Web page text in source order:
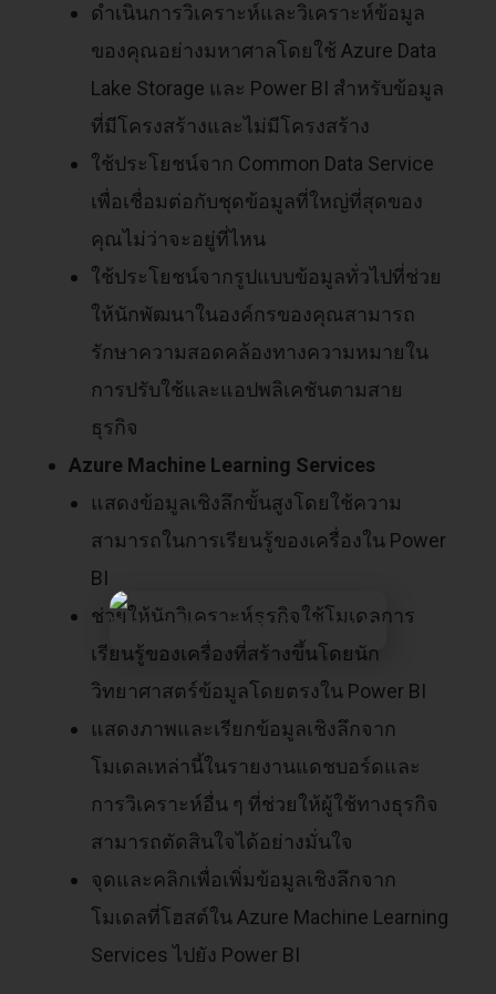
ดำเนินการวิเคราะห์และวิเคราะห์ข้อมูล
ของคุณอย่างมหาศาลโดยใช้ Azure Data
Lake Storage และ Power BI สำหรับข้อมูล
ที่มีโครงสร้างและไม่มีโครงสร้าง
ใช้ประโยชน์จาก Common Data Service
เพื่อเชื่อมต่อกับชุดข้อมูลที่ใหญ่ที่สุดของ
คุณไม่ว่าจะอยู่ที่ไหน
ใช้ประโยชน์จากรูปแบบข้อมูลทั่วไปที่ช่วย
ให้นักพัฒนาในองค์กรของคุณสามารถ
รักษาความสอดคล้องทางความหมายใน
การปรับใช้และแอปพลิเคชันตามสาย
ธุรกิจ
Azure Machine Learning Services
แสดงข้อมูลเชิงลึกขั้นสูงโดยใช้ความ
สามารถในการเรียนรู้ของเครื่องใน Power
BI
ช่วยให้นักวิเคราะห์ธุรกิจใช้โมเดลการ
เรียนรู้ของเครื่องที่สร้างขึ้นโดยนัก
วิทยาศาสตร์ข้อมูลโดยตรงใน Power BI
แสดงภาพและเรียกข้อมูลเชิงลึกจาก
โมเดลเหล่านี้ในรายงานแดชบอร์ดและ
การวิเคราะห์อื่น ๆ ที่ช่วยให้ผู้ใช้ทางธุรกิจ
สามารถตัดสินใจได้อย่างมั่นใจ
จุดและคลิกเพื่อเพิ่มข้อมูลเชิงลึกจาก
โมเดลที่โฮสต์ใน Azure Machine Learning
Services ไปยัง Power BI